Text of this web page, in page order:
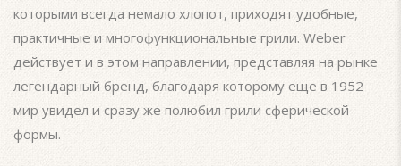
которыми всегда немало хлопот, приходят удобные,
практичные и многофункциональные грили. Weber
действует и в этом направлении, представляя на рынке
легендарный бренд, благодаря которому еще в 1952
мир увидел и сразу же полюбил грили сферической
формы.